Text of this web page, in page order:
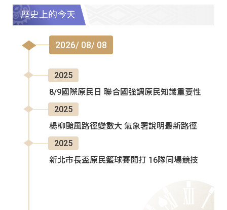
歷史上的今天
2026/ 08/ 08
2025
8/9國際原民日 聯合國強調原民知識重要性
2025
楊柳颱風路徑變數大 氣象署說明最新路徑
2025
新北市長盃原民籃球賽開打 16隊同場競技